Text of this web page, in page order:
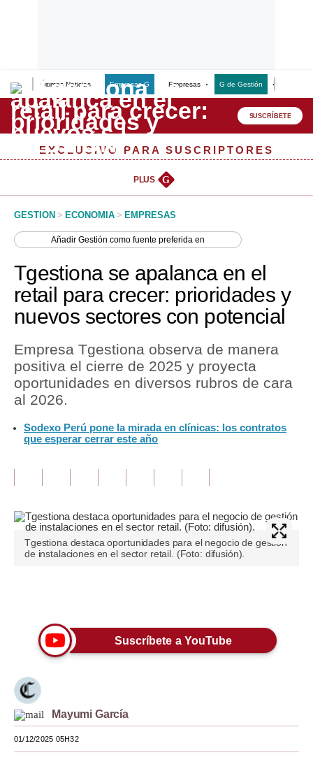
Últimas Noticias Empresas G Empresas G de Gestión
Lo último
Peru Quiosco
Management & Empleo
Perú
Política
Finanzas Personales
Inmobiliarias
Plus G
Moda
Mundo
SUSCRÍBETE
EXCLUSIVO PARA SUSCRIPTORES
PLUS G
GESTION > ECONOMIA > EMPRESAS
AñadirGestión como fuente preferida en
Tgestiona se apalanca en el
retail para crecer: prioridades y
nuevos sectores con potencial
Empresa Tgestiona observa de manera
positiva el cierre de 2025 y proyecta
oportunidades en diversos rubros de cara
al 2026.
Sodexo Perú pone la mirada en clínicas: los contratos
que esperar cerrar este año
Tgestiona destaca oportunidades para el negocio de gestión
de instalaciones en el sector retail. (Foto: difusión).
Suscríbete a YouTube
Mayumi García
01/12/2025 05H32